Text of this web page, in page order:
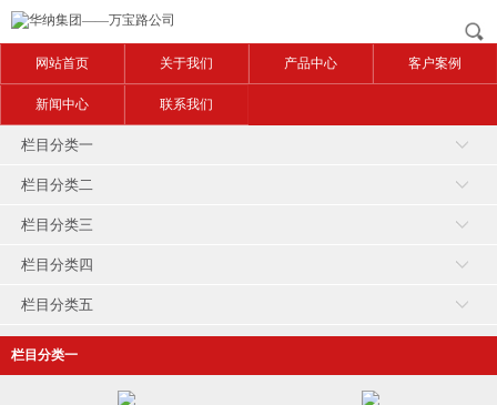
网站首页 关于我们 产品中心 客户案例
新闻中心 联系我们
栏目分类一
栏目分类二
栏目分类三
栏目分类四
栏目分类五
栏目分类一